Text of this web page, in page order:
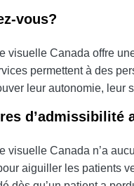
vous?
visuelle Canada offre
permettent à des
leur autonomie, leur
d’admissibilité
visuelle Canada n’a
aiguiller les patients